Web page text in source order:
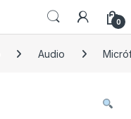
0
Audio